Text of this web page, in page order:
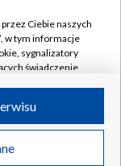
Ciebie naszych
w tym informacje
sygnalizatory
świadczenie
Ciebie
IP, identyfikatory